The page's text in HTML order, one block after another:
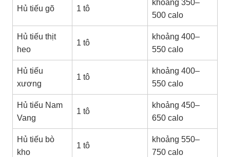
Hủ tiếu gõ 1 tô
khoảng 350–
500 calo
Hủ tiếu thịt
heo
1 tô
khoảng 400–
550 calo
Hủ tiếu
xương
1 tô
khoảng 400–
550 calo
Hủ tiếu Nam
Vang
1 tô
khoảng 450–
650 calo
Hủ tiếu bò
kho
1 tô
khoảng 550–
750 calo